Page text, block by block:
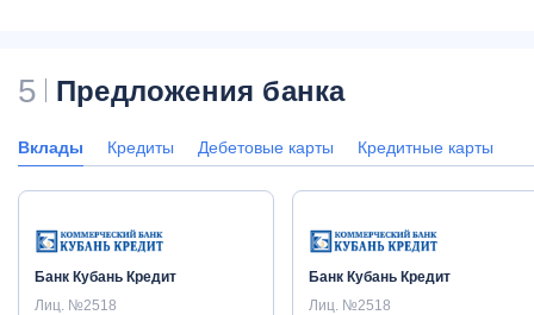
5 Предложения банка
Вклады Кредиты Дебетовые карты Кредитные карты
Банк Кубань Кредит
Лиц. №2518
Банк Кубань Кредит
Лиц. №2518